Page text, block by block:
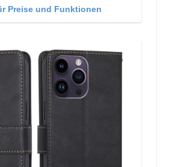
Preise und Funktionen